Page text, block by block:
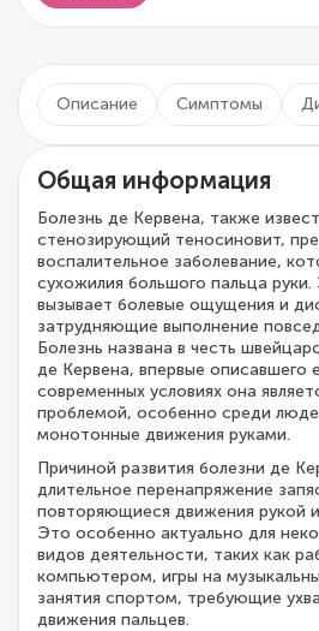
Описание Симптомы
Общая информация
Болезнь де Кервена, также
стенозирующий теносиновит,
воспалительное заболевание,
сухожилия большого пальца
вызывает болевые ощущения и
затрудняющие выполнение
Болезнь названа в честь
де Кервена, впервые описавшего
современных условиях она
проблемой, особенно среди
монотонные движения руками.
Причиной развития болезни де
длительное перенапряжение
повторяющиеся движения рукой
Это особенно актуально для
видов деятельности, таких как
компьютером, игры на
занятия спортом, требующие
движения пальцев.